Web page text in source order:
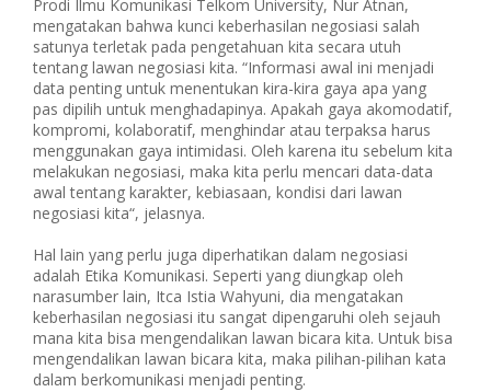
Prodi Ilmu Komunikasi Telkom University, Nur Atnan,
mengatakan bahwa kunci keberhasilan negosiasi salah
satunya terletak pada pengetahuan kita secara utuh
tentang lawan negosiasi kita. “Informasi awal ini menjadi
data penting untuk menentukan kira-kira gaya apa yang
pas dipilih untuk menghadapinya. Apakah gaya akomodatif,
kompromi, kolaboratif, menghindar atau terpaksa harus
menggunakan gaya intimidasi. Oleh karena itu sebelum kita
melakukan negosiasi, maka kita perlu mencari data-data
awal tentang karakter, kebiasaan, kondisi dari lawan
negosiasi kita“, jelasnya.
Hal lain yang perlu juga diperhatikan dalam negosiasi
adalah Etika Komunikasi. Seperti yang diungkap oleh
narasumber lain, Itca Istia Wahyuni, dia mengatakan
keberhasilan negosiasi itu sangat dipengaruhi oleh sejauh
mana kita bisa mengendalikan lawan bicara kita. Untuk bisa
mengendalikan lawan bicara kita, maka pilihan-pilihan kata
dalam berkomunikasi menjadi penting.